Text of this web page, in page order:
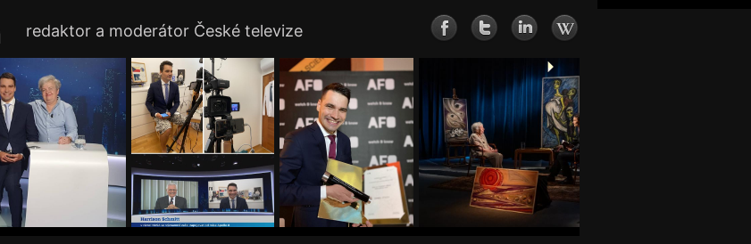
redaktor a moderátor České televize